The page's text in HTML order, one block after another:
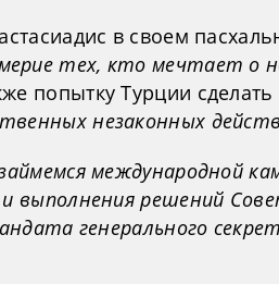
в своем
тех, кто мечтает о
попытку Турции
незаконных
международной
выполнения решений
генерального